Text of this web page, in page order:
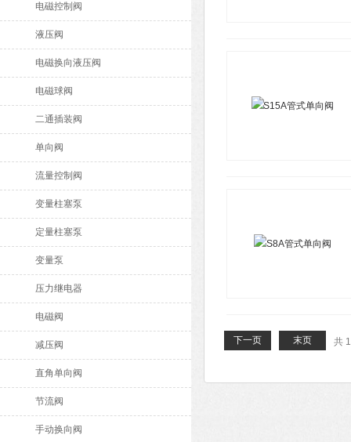
电磁控制阀
液压阀
电磁换向液压阀
电磁球阀
二通插装阀
单向阀
流量控制阀
变量柱塞泵
定量柱塞泵
变量泵
压力继电器
电磁阀
减压阀
直角单向阀
节流阀
手动换向阀
共
下一页 末页